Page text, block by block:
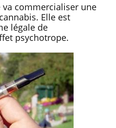
commercialiser une
Elle est
légale de
psychotrope.